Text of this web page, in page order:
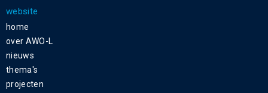
website
home
over AWO-L
nieuws
thema's
projecten